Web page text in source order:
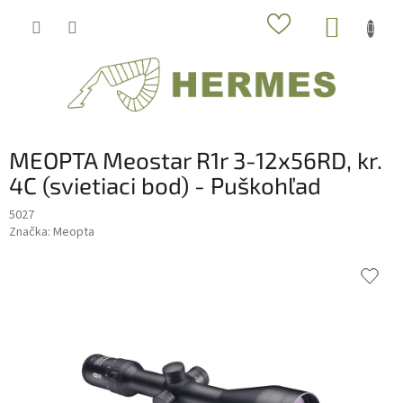
MEOPTA Meostar R1r 3-12x56RD, kr.
4C (svietiaci bod) - Puškohľad
5027
Značka: Meopta